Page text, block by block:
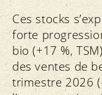
Ces stocks
forte
bio (+17 %,
des ventes de
trimestre 2026